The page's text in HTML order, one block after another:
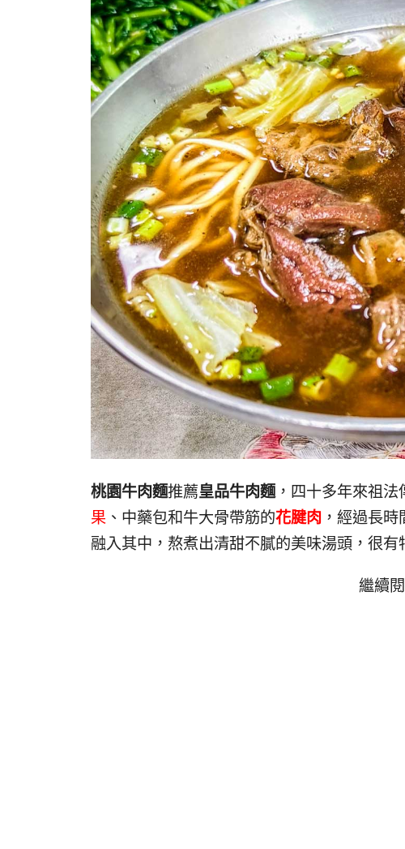
桃園牛肉麵推薦皇品牛肉麵 ，四十多年來祖
果 、中藥包和牛大骨帶筋的花腱肉 ，經過長
融入其中，熬煮出清甜不膩的美味湯頭，很有
繼續